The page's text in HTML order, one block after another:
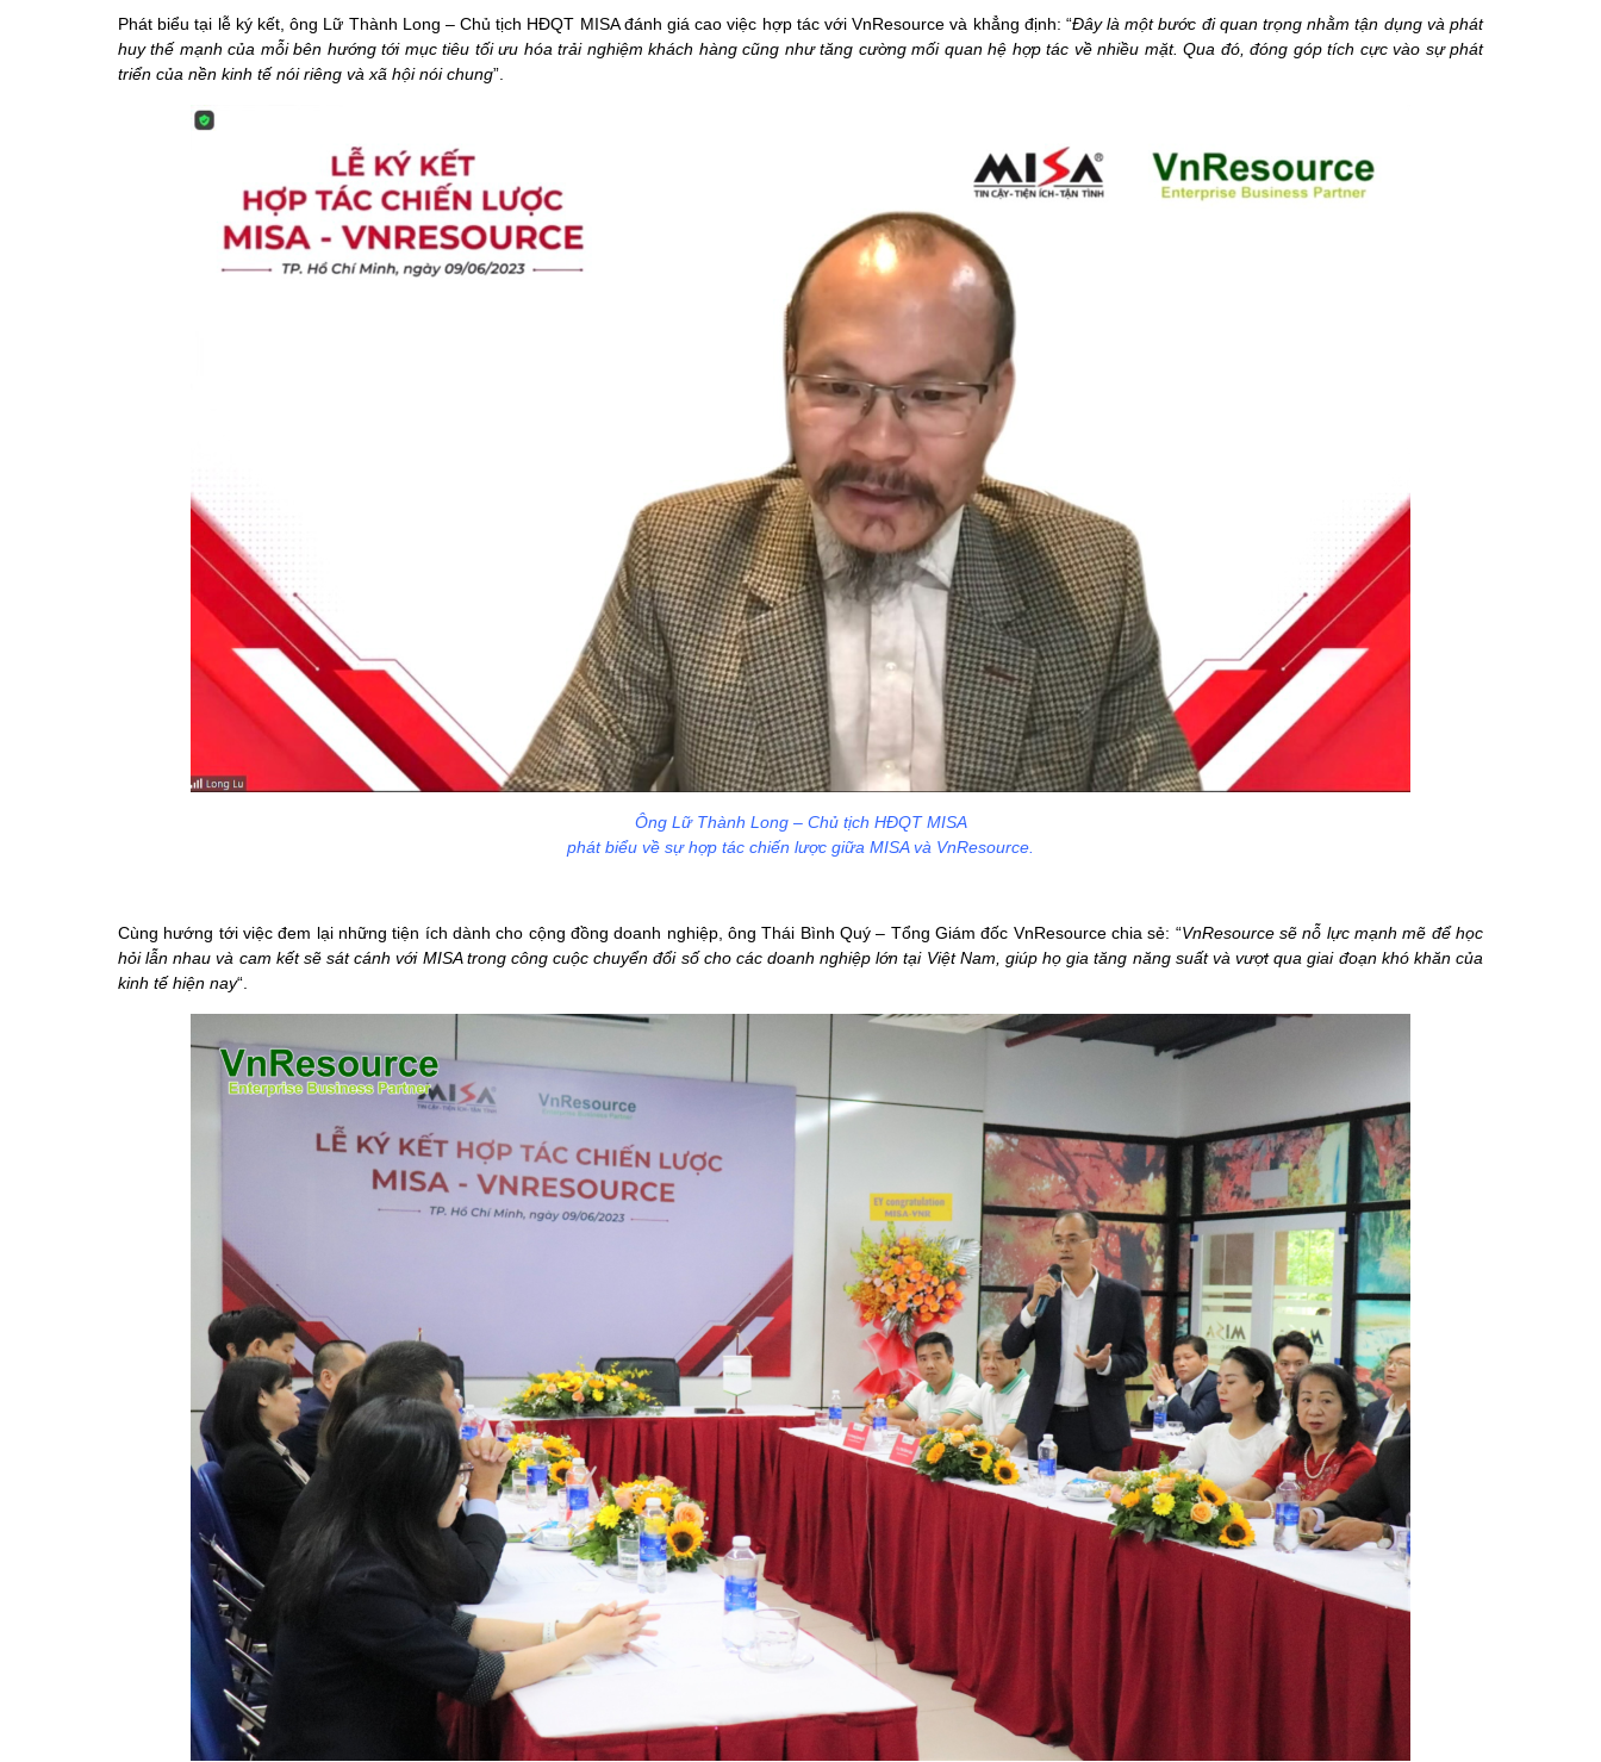
Phát biểu tại lễ ký kết, ông Lữ Thành Long – Chủ tịch HĐQT MISA đánh giá cao việc hợp tác với VnResource và khẳng định: “Đây là một bước đi quan trọng nhằm tận dụng và phát
huy thế mạnh của mỗi bên hướng tới mục tiêu tối ưu hóa trải nghiệm khách hàng cũng như tăng cường mối quan hệ hợp tác về nhiều mặt. Qua đó, đóng góp tích cực vào sự phát
triển của nền kinh tế nói riêng và xã hội nói chung”.
Ông Lữ Thành Long – Chủ tịch HĐQT MISA
phát biểu về sự hợp tác chiến lược giữa MISA và VnResource.
Cùng hướng tới việc đem lại những tiện ích dành cho cộng đồng doanh nghiệp, ông Thái Bình Quý – Tổng Giám đốc VnResource chia sẻ: “VnResource sẽ nỗ lực mạnh mẽ để học
hỏi lẫn nhau và cam kết sẽ sát cánh với MISA trong công cuộc chuyển đổi số cho các doanh nghiệp lớn tại Việt Nam, giúp họ gia tăng năng suất và vượt qua giai đoạn khó khăn của
kinh tế hiện nay“.